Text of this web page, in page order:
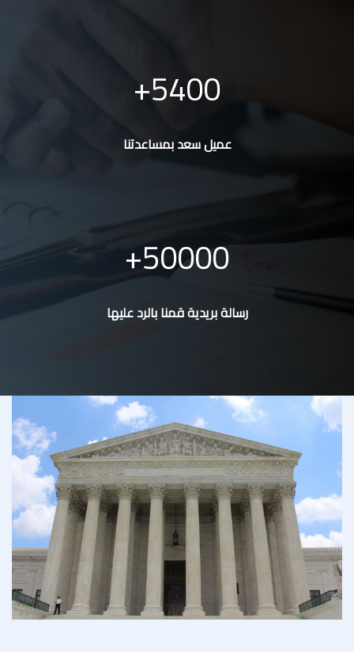
5400
عميل سعد بمساعدتنا
50000
رسالة بريدية قمنا بالرد عليها